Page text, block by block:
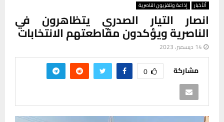
ألأخبار إذاعة وتلفزيون الناصرية
انصار التيار الصدري يتظاهرون في
الناصرية ويؤكدون مقاطعتهم الانتخابات
14 ديسمبر، 2023
مشاركة 0